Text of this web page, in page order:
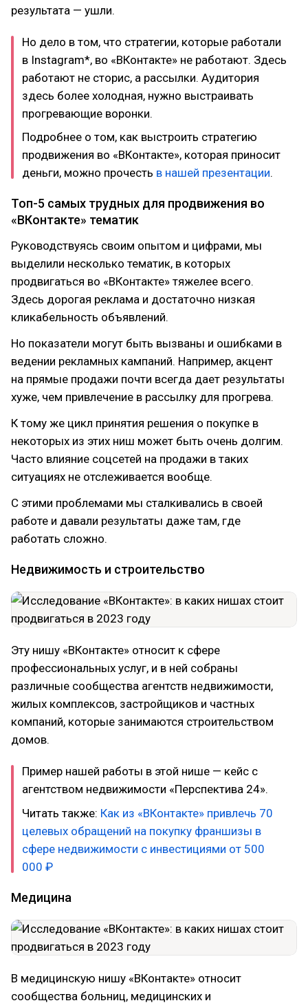
результата — ушли.
Но дело в том, что стратегии, которые работали
в Instagram*, во «ВКонтакте» не работают. Здесь
работают не сторис, а рассылки. Аудитория
здесь более холодная, нужно выстраивать
прогревающие воронки.
Подробнее о том, как выстроить стратегию
продвижения во «ВКонтакте», которая приносит
деньги, можно прочесть в нашей презентации.
Топ-5 самых трудных для продвижения во
«ВКонтакте» тематик
Руководствуясь своим опытом и цифрами, мы
выделили несколько тематик, в которых
продвигаться во «ВКонтакте» тяжелее всего.
Здесь дорогая реклама и достаточно низкая
кликабельность объявлений.
Но показатели могут быть вызваны и ошибками в
ведении рекламных кампаний. Например, акцент
на прямые продажи почти всегда дает результаты
хуже, чем привлечение в рассылку для прогрева.
К тому же цикл принятия решения о покупке в
некоторых из этих ниш может быть очень долгим.
Часто влияние соцсетей на продажи в таких
ситуациях не отслеживается вообще.
С этими проблемами мы сталкивались в своей
работе и давали результаты даже там, где
работать сложно.
Недвижимость и строительство
Эту нишу «ВКонтакте» относит к сфере
профессиональных услуг, и в ней собраны
различные сообщества агентств недвижимости,
жилых комплексов, застройщиков и частных
компаний, которые занимаются строительством
домов.
Пример нашей работы в этой нише — кейс с
агентством недвижимости «Перспектива 24».
Читать также: Как из «ВКонтакте» привлечь 70
целевых обращений на покупку франшизы в
сфере недвижимости с инвестициями от 500
000 ₽
Медицина
В медицинскую нишу «ВКонтакте» относит
сообщества больниц, медицинских и